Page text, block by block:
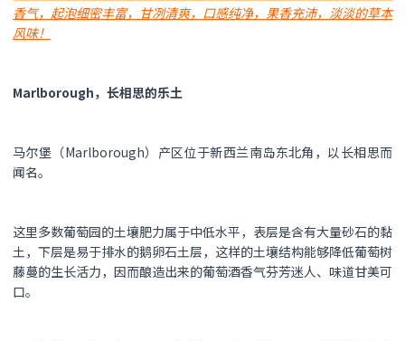
香气，起泡细密丰富，甘冽清爽，口感纯净，果香充沛，淡淡的草本
风味！
Marlborough，长相思的乐土
马尔堡（Marlborough）产区位于新西兰南岛东北角，以长相思而
闻名。
这里多数葡萄园的土壤肥力属于中低水平，表层是含有大量砂石的黏
土，下层是易于排水的鹅卵石土层，这样的土壤结构能够降低葡萄树
藤蔓的生长活力，因而酿造出来的葡萄酒香气芬芳迷人、味道甘美可
口。